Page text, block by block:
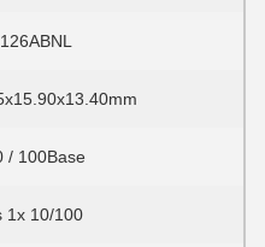
/ 100Base
1x 10/100